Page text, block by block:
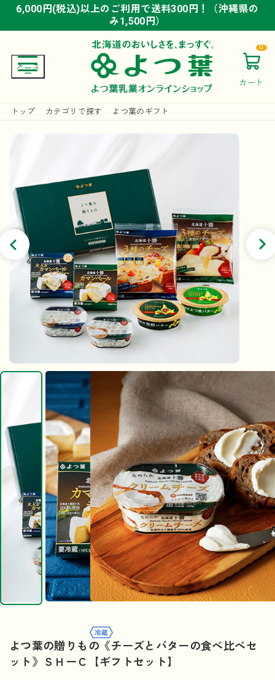
6,000円(税込)以上のご利用で送料300円！（沖縄県の
み1,500円）
6,000円(税込)以上のご利用で送料300円！（沖縄県の
み1,500円）
6,000円(税込)以上のご利用で送料300円！（沖縄県の
み1,500円）
カート
0
トップ カテゴリで探す よつ葉のギフト
よつ葉の贈りもの《チーズとバターの食べ比べセ
ット》ＳＨーＣ【ギフトセット】